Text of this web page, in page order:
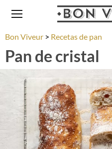
Bon Viveur Recetas de pan
Pan de cristal